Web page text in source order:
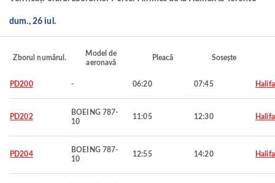
dum., 26 iul.
Zborul numărul.
Model de
aeronavă
Pleacă Sosește
PD200 - 06:20 07:45
PD202
BOEING 787-
10
11:05 12:30
PD204
BOEING 787-
10
12:55 14:20